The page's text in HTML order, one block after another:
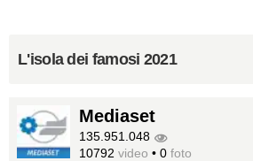
L'isola dei famosi 2021
Mediaset
135.951.048
10792 video • 0 foto